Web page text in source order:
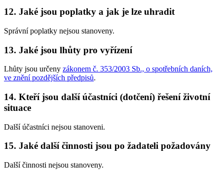
12. Jaké jsou poplatky a jak je lze uhradit
Správní poplatky nejsou stanoveny.
13. Jaké jsou lhůty pro vyřízení
Lhůty jsou určeny zákonem č. 353/2003 Sb., o spotřebních daních,
ve znění pozdějších předpisů.
14. Kteří jsou další účastníci (dotčení) řešení životní
situace
Další účastníci nejsou stanoveni.
15. Jaké další činnosti jsou po žadateli požadovány
Další činnosti nejsou stanoveny.